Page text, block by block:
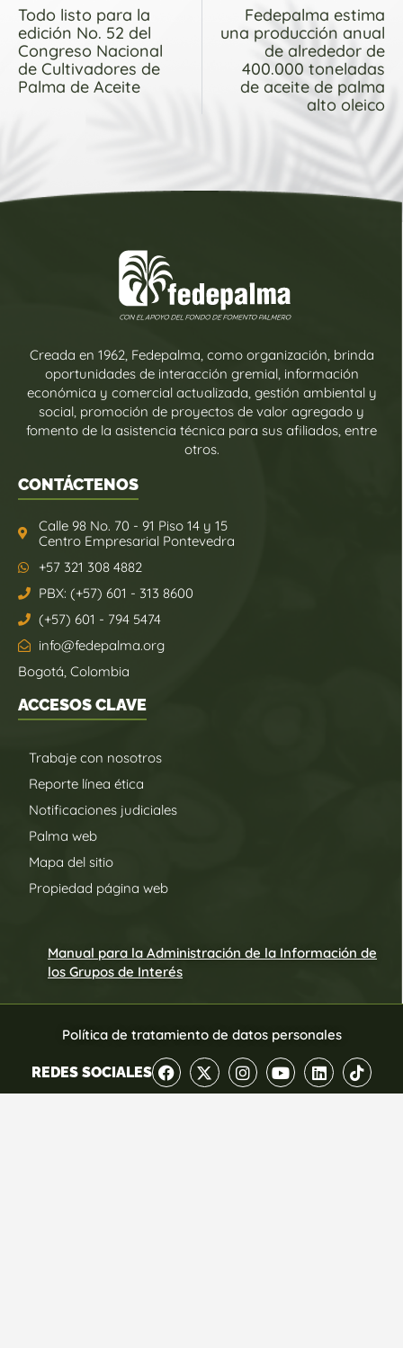
Todo listo para la
edición No. 52 del
Congreso Nacional
de Cultivadores de
Palma de Aceite
Fedepalma estima
una producción anual
de alrededor de
400.000 toneladas
de aceite de palma
alto oleico
Creada en 1962, Fedepalma, como organización, brinda
oportunidades de interacción gremial, información
económica y comercial actualizada, gestión ambiental y
social, promoción de proyectos de valor agregado y
fomento de la asistencia técnica para sus afiliados, entre
otros.
CONTÁCTENOS
Calle 98 No. 70 - 91 Piso 14 y 15
Centro Empresarial Pontevedra
+57 321 308 4882
PBX: (+57) 601 - 313 8600
(+57) 601 - 794 5474
info@fedepalma.org
Bogotá, Colombia
ACCESOS CLAVE
Trabaje con nosotros
Reporte línea ética
Notificaciones judiciales
Palma web
Mapa del sitio
Propiedad página web
Manual para la Administración de la Información de
los Grupos de Interés
Política de tratamiento de datos personales
REDES SOCIALES